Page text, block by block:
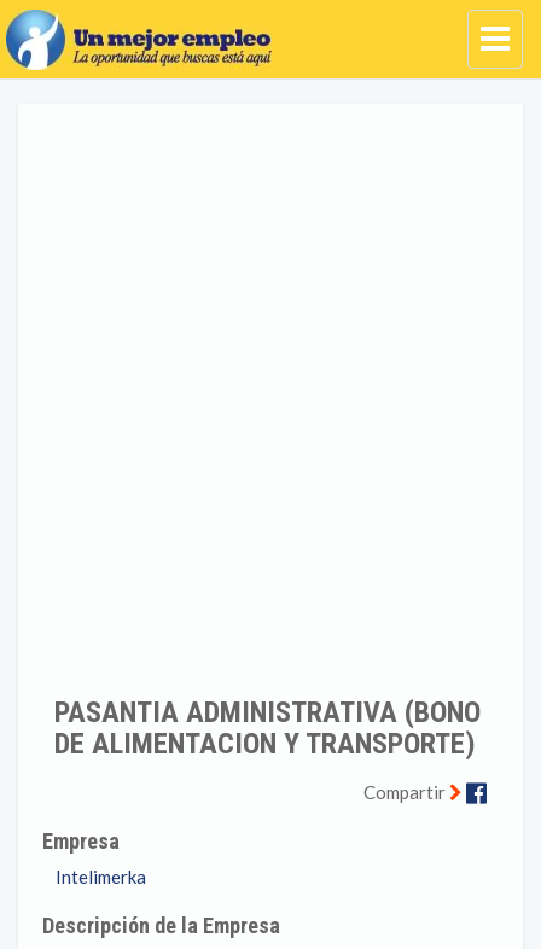
PASANTIA ADMINISTRATIVA (BONO
DE ALIMENTACION Y TRANSPORTE)
Compartir
Empresa
Intelimerka
Descripción de la Empresa